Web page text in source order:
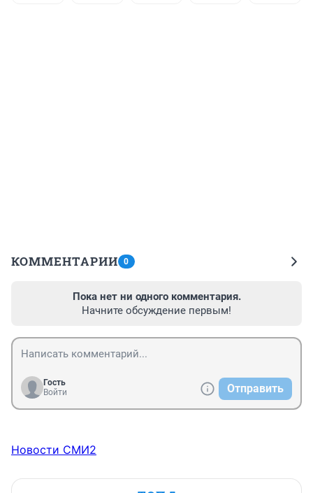
КОММЕНТАРИИ 0
Пока нет ни одного комментария.
Начните обсуждение первым!
Гость
Войти
Отправить
Новости СМИ2